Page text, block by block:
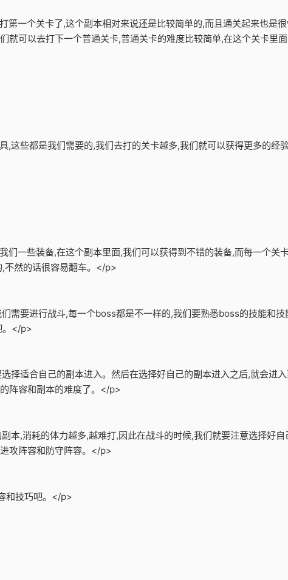
第一个关卡了,这个副本相对来说还是比较简单的,而且通关起来也是
就可以去打下一个普通关卡,普通关卡的难度比较简单,在这个关卡里
,这些都是我们需要的,我们去打的关卡越多,我们就可以获得更多的经
们一些装备,在这个副本里面,我们可以获得到不错的装备,而每一个关
不然的话很容易翻车。</p>
需要进行战斗,每一个boss都是不一样的,我们要熟悉boss的技能和
。</p>
择适合自己的副本进入。然后在选择好自己的副本进入之后,就会进
阵容和副本的难度了。</p>
本,消耗的体力越多,越难打,因此在战斗的时候,我们就要注意选择好
攻阵容和防守阵容。</p>
和技巧吧。</p>